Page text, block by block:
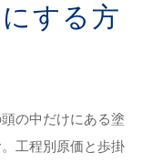
する方
の中だけにある塗
工程別原価と歩掛